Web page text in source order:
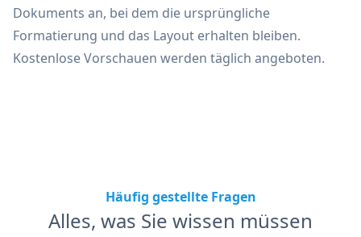
Dokuments an, bei dem die ursprüngliche
Formatierung und das Layout erhalten bleiben.
Kostenlose Vorschauen werden täglich angeboten.
Häufig gestellte Fragen
Alles, was Sie wissen müssen